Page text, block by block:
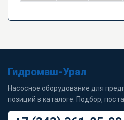
Гидромаш-Урал
Насосное оборудование для
позиций в каталоге. Подбор,